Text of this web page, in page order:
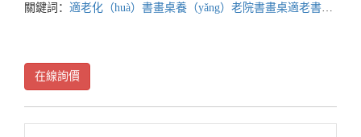
關鍵詞： 適老化（huà）書畫桌養（yǎng）老院書畫桌適老書畫桌廠家
在線詢價